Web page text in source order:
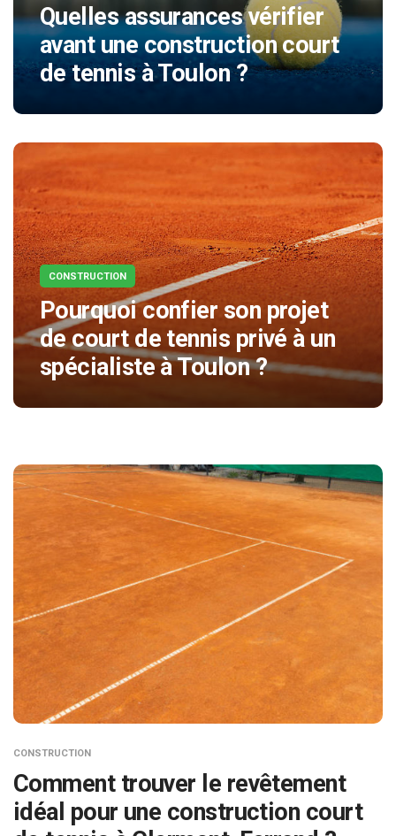
Quelles assurances vérifier
avant une construction court
de tennis à Toulon ?
CONSTRUCTION
Pourquoi confier son projet
de court de tennis privé à un
spécialiste à Toulon ?
CONSTRUCTION
Comment trouver le revêtement
idéal pour une construction court